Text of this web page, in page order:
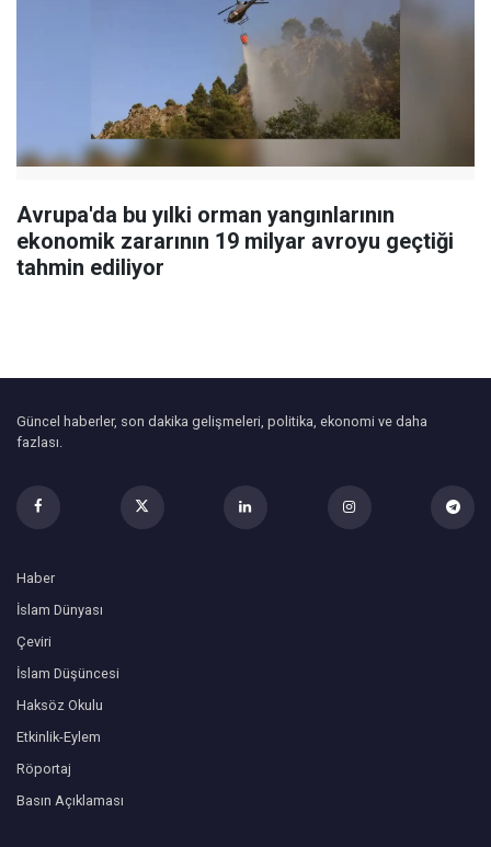
Avrupa'da bu yılki orman yangınlarının
ekonomik zararının 19 milyar avroyu geçtiği
tahmin ediliyor
Güncel haberler, son dakika gelişmeleri, politika, ekonomi ve daha
fazlası.
Haber
İslam Dünyası
Çeviri
İslam Düşüncesi
Haksöz Okulu
Etkinlik-Eylem
Röportaj
Basın Açıklaması